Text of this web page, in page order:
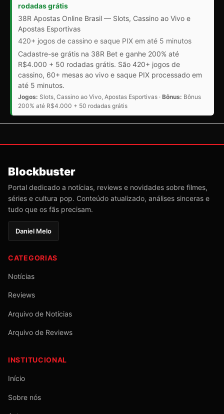
rodadas grátis
38R Apostas Online Brasil — Slots, Cassino ao Vivo e
Apostas Esportivas
420+ jogos de cassino e saque PIX em até 5 minutos
Cadastre-se grátis na 38R Bet e ganhe 200% até
R$4.000 + 50 rodadas grátis. São 420+ jogos de
cassino, 60+ mesas ao vivo e saque PIX processado em
até 5 minutos.
Jogos: Slots, Cassino ao Vivo, Apostas Esportivas · Bônus: Bônus
200% até R$4.000 + 50 rodadas grátis
Blockbuster
Portal dedicado a notícias, reviews e novidades sobre filmes,
séries e cultura pop. Conteúdo atualizado, análises sinceras e
tudo que os fãs precisam.
Daniel Melo
CATEGORIAS
Notícias
Reviews
Arquivo de Notícias
Arquivo de Reviews
INSTITUCIONAL
Início
Sobre nós